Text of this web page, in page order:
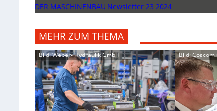
DER MASCHINENBAU Newsletter 23 2024
MEHR ZUM THEMA
Bild: Weber- Hydraulik GmbH Bild: Coscom